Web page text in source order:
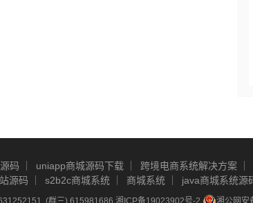
码 uniapp商城源码下载 跨境电商系统解决方案
源码 s2b2c商城系统 商城系统 java商城系统源
(群三) 615981686 湘ICP备19023902号-2 湘公网安